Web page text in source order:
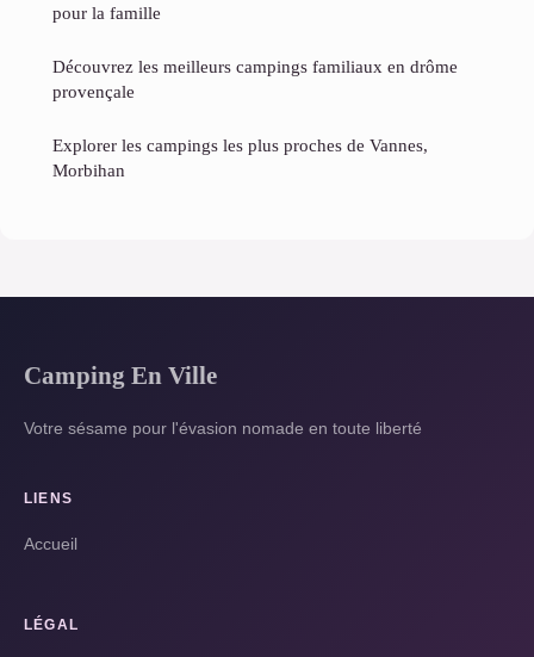
pour la famille
Découvrez les meilleurs campings familiaux en drôme
provençale
Explorer les campings les plus proches de Vannes,
Morbihan
Camping En Ville
Votre sésame pour l'évasion nomade en toute liberté
LIENS
Accueil
LÉGAL